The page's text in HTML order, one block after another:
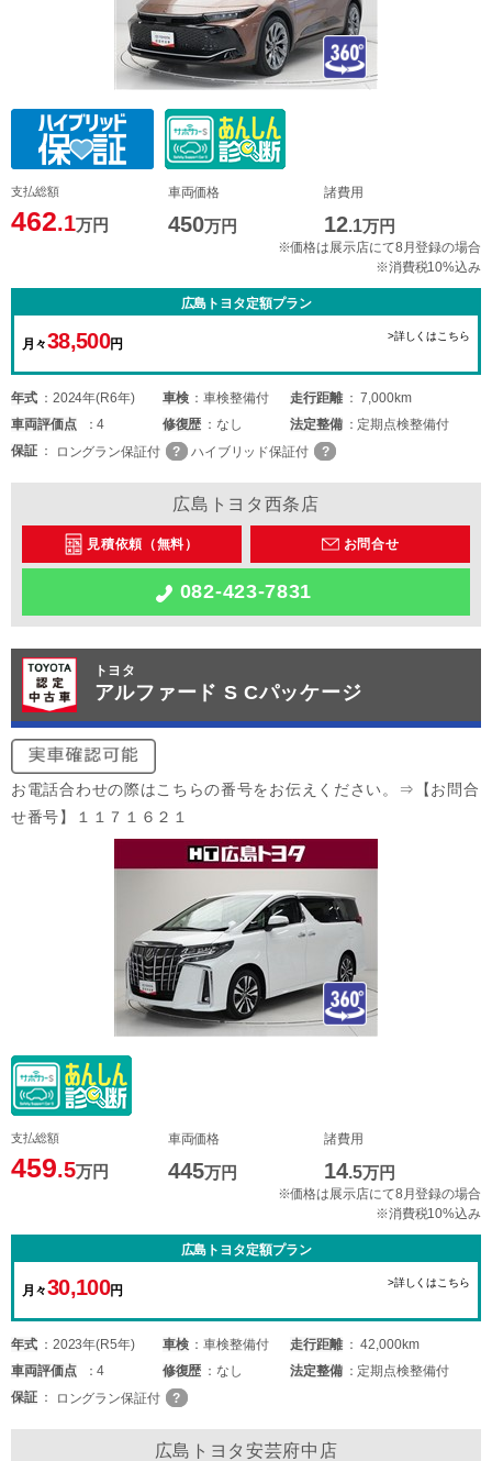
支払総額
462.1万円
車両価格
450万円
諸費用
12.1万円
※価格は展示店にて8月登録の場合
※消費税10%込み
広島トヨタ定額プラン
月々38,500円
>詳しくはこちら
年式 2024年(R6年) 車検 車検整備付 走行距離
7,000km
車両評価点 4 修復歴 なし 法定整備
定期点検整備付
保証
ロングラン保証付 ハイブリッド保証付
広島トヨタ西条店
見積依頼（無料） お問合せ
082-423-7831
トヨタ
アルファード S Cパッケージ
お電話合わせの際はこちらの番号をお伝えください。⇒【お問合
せ番号】１１７１６２１
支払総額
459.5万円
車両価格
445万円
諸費用
14.5万円
※価格は展示店にて8月登録の場合
※消費税10%込み
広島トヨタ定額プラン
月々30,100円
>詳しくはこちら
年式 2023年(R5年) 車検 車検整備付 走行距離
42,000km
車両評価点 4 修復歴 なし 法定整備
定期点検整備付
保証
ロングラン保証付
広島トヨタ安芸府中店